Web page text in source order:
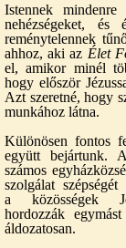
Istennek
nehézségeket,
reménytelennek
ahhoz, aki az Élet
el, amikor minél
hogy először
Azt szeretné, hogy
munkához látna.
Különösen fontos
együtt bejártunk.
számos
szolgálat
a közösségek
hordozzák
áldozatosan.